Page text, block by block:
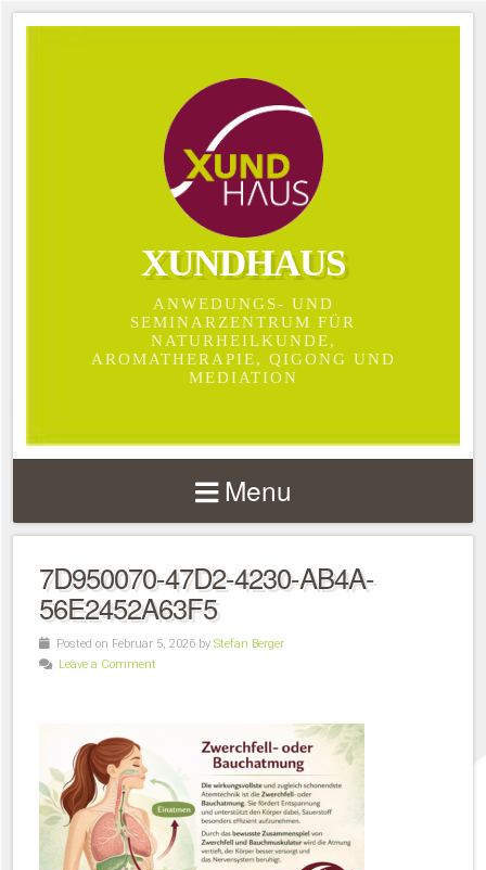
XUNDHAUS
ANWEDUNGS- UND
SEMINARZENTRUM FÜR
NATURHEILKUNDE,
AROMATHERAPIE, QIGONG UND
MEDIATION
Menu
7D950070-47D2-4230-AB4A-
56E2452A63F5
Posted on Februar 5, 2026 by Stefan Berger
Leave a Comment